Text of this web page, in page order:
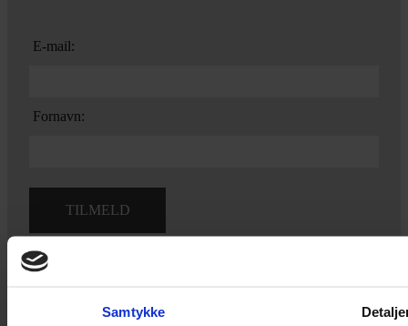
Samtykke
E-mail:
Fornavn:
Ved tilmelding accepterer du vores